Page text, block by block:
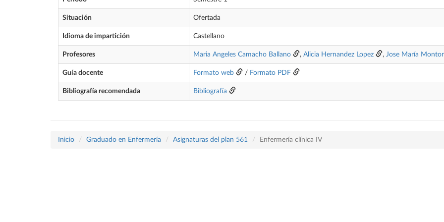
Situación Ofertada
Idioma de impartición Castellano
Profesores Maria Angeles Camacho Ballano , Alicia Hernandez Lopez , Jose María
Guía docente Formato web / Formato PDF
Bibliografía recomendada Bibliografía
Inicio Graduado en Enfermería Asignaturas del plan 561 Enfermería clínica IV